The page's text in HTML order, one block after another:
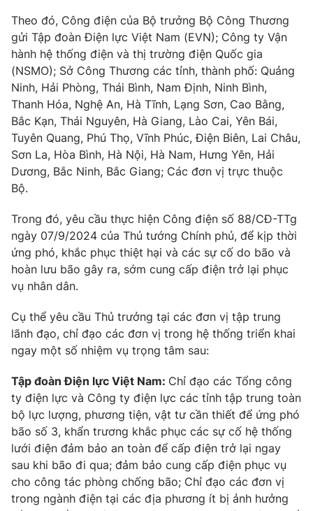
VTV Sức khoẻ Bất động sản
Thị trường 24h Tấm lòng Việt
VTV4 Vươn mình bằng AI
VTV9 VTV8
Liên hệ tòa soạn
THỜI BÁO VTV
Theo dõi báo trên
Cơ quan báo chí:Thời báo VTV
Giấy phép hoạt động báo in và báo điện tử số 483/GP-BTTTT
cấp ngày 29/12/2023
Tổng Biên tập:Vũ Thanh Thủy
Phó Tổng Biên tập:Nguyễn Thị Mỹ Hạnh, Phạm Quốc Thắng,
Nguyễn Trọng Ninh
Tổng đài VTV: 024.38 355 931 - 024.38 355 932
Theo đó, Công điện của Bộ trưởng Bộ Công Thương
gửi Tập đoàn Điện lực Việt Nam (EVN); Công ty Vận
hành hệ thống điện và thị trường điện Quốc gia
(NSMO); Sở Công Thương các tỉnh, thành phố: Quảng
Ninh, Hải Phòng, Thái Bình, Nam Định, Ninh Bình,
Thanh Hóa, Nghệ An, Hà Tĩnh, Lạng Sơn, Cao Bằng,
Bắc Kạn, Thái Nguyên, Hà Giang, Lào Cai, Yên Bái,
Tuyên Quang, Phú Thọ, Vĩnh Phúc, Điện Biên, Lai Châu,
Sơn La, Hòa Bình, Hà Nội, Hà Nam, Hưng Yên, Hải
Dương, Bắc Ninh, Bắc Giang; Các đơn vị trực thuộc
Bộ.
Trong đó, yêu cầu thực hiện Công điện số 88/CĐ-TTg
ngày 07/9/2024 của Thủ tướng Chính phủ, để kịp thời
ứng phó, khắc phục thiệt hại và các sự cố do bão và
hoàn lưu bão gây ra, sớm cung cấp điện trở lại phục
vụ nhân dân.
Cụ thể yêu cầu Thủ trưởng tại các đơn vị tập trung
lãnh đạo, chỉ đạo các đơn vị trong hệ thống triển khai
ngay một số nhiệm vụ trọng tâm sau:
Tập đoàn Điện lực Việt Nam: Chỉ đạo các Tổng công
ty điện lực và Công ty điện lực các tỉnh tập trung toàn
bộ lực lượng, phương tiện, vật tư cần thiết để ứng phó
bão số 3, khẩn trương khắc phục các sự cố hệ thống
lưới điện đảm bảo an toàn để cấp điện trở lại ngay
sau khi bão đi qua; đảm bảo cung cấp điện phục vụ
cho công tác phòng chống bão; Chỉ đạo các đơn vị
trong ngành điện tại các địa phương ít bị ảnh hưởng